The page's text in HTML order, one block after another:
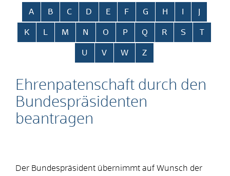
Alphabetisches Register überspringen
A B C D E F G H
K L M N O P Q R S T
U V W Z
Ehrenpatenschaft durch den
Bundespräsidenten
beantragen
Der Bundespräsident übernimmt auf Wunsch der